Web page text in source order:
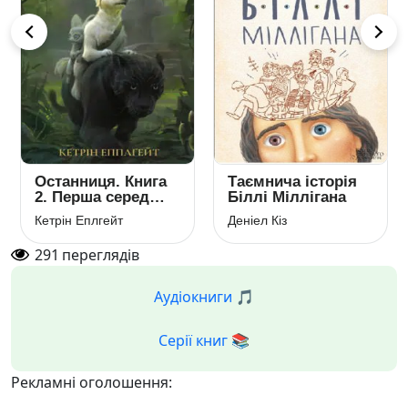
Останниця. Книга
2. Перша серед
усіх
Кетрін Еплгейт
Таємнича історія
Біллі Міллігана
Деніел Кіз
291 переглядів
Аудіокниги 🎵
Серії книг 📚
Рекламні оголошення: